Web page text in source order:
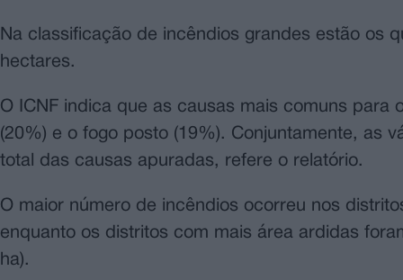
Na classificação de incêndios grandes estão os
hectares.
O ICNF indica que as causas mais comuns para
(20%) e o fogo posto (19%). Conjuntamente, as
total das causas apuradas, refere o relatório.
O maior número de incêndios ocorreu nos
enquanto os distritos com mais área ardidas
ha).